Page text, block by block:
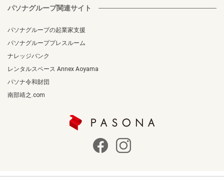
パソナグループ関連サイト
パソナグループの起業家支援
パソナグループプレスルーム
ナレッジバンク
レンタルスペース Annex Aoyama
パソナ令和財団
南部靖之.com